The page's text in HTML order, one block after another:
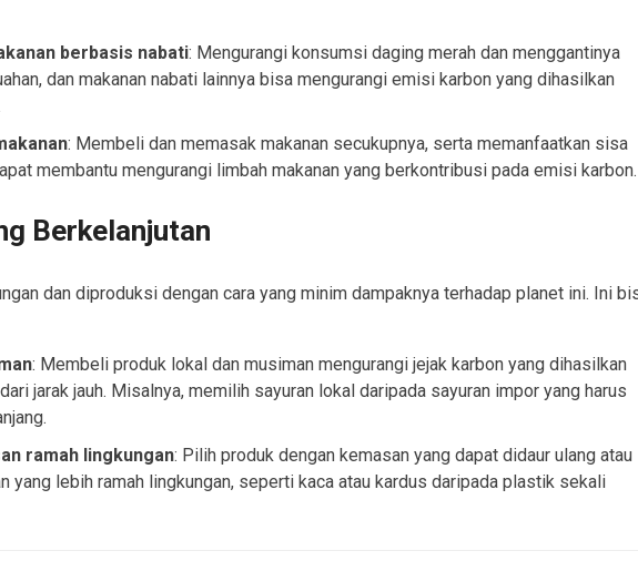
berbasis nabati: Mengurangi konsumsi daging merah dan menggantinya
dan makanan nabati lainnya bisa mengurangi emisi karbon yang dihasilkan
: Membeli dan memasak makanan secukupnya, serta memanfaatkan sisa
membantu mengurangi limbah makanan yang berkontribusi pada emisi karbon.
Berkelanjutan
dan diproduksi dengan cara yang minim dampaknya terhadap planet ini. Ini
: Membeli produk lokal dan musiman mengurangi jejak karbon yang dihasilkan
jarak jauh. Misalnya, memilih sayuran lokal daripada sayuran impor yang harus
ramah lingkungan: Pilih produk dengan kemasan yang dapat didaur ulang atau
yang lebih ramah lingkungan, seperti kaca atau kardus daripada plastik sekali